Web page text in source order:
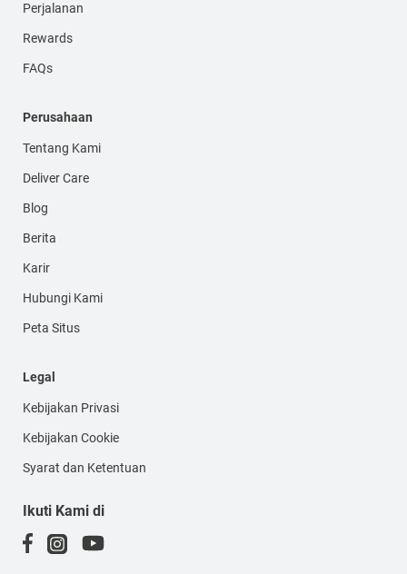
Perjalanan
Rewards
FAQs
Perusahaan
Tentang Kami
Deliver Care
Blog
Berita
Karir
Hubungi Kami
Peta Situs
Legal
Kebijakan Privasi
Kebijakan Cookie
Syarat dan Ketentuan
Ikuti Kami di